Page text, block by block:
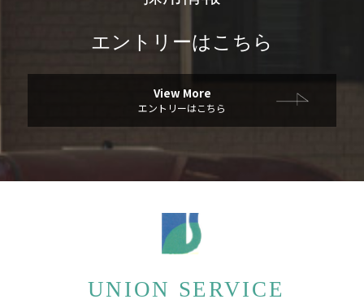
エントリーはこちら
View More
エントリーはこちら
UNION SERVICE